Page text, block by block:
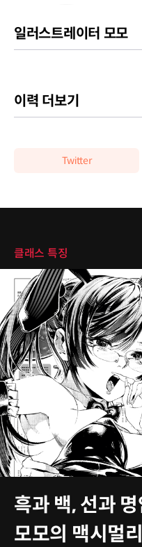
일러스트레이터 모모
이력 더보기
Twitter
클래스 특징
흑과 백, 선과
모모의 맥시멀